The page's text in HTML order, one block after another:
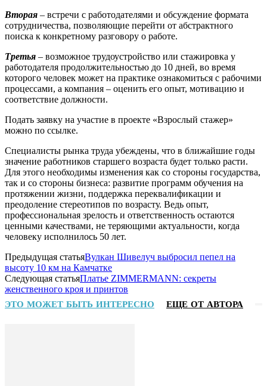
Вторая – встречи с работодателями и обсуждение формата
сотрудничества, позволяющие перейти от абстрактного
поиска к конкретному разговору о работе.
Третья – возможное трудоустройство или стажировка у
работодателя продолжительностью до 10 дней, во время
которого человек может на практике ознакомиться с рабочими
процессами, а компания – оценить его опыт, мотивацию и
соответствие должности.
Подать заявку на участие в проекте «Взрослый стажер»
можно по ссылке.
Специалисты рынка труда убеждены, что в ближайшие годы
значение работников старшего возраста будет только расти.
Для этого необходимы изменения как со стороны государства,
так и со стороны бизнеса: развитие программ обучения на
протяжении жизни, поддержка переквалификации и
преодоление стереотипов по возрасту. Ведь опыт,
профессиональная зрелость и ответственность остаются
ценными качествами, не теряющими актуальности, когда
человеку исполнилось 50 лет.
Предыдущая статьяВулкан Шивелуч выбросил пепел на
высоту 10 км на Камчатке
Следующая статьяПлатье ZIMMERMANN: секреты
женственного кроя и принтов
ЭТО МОЖЕТ БЫТЬ ИНТЕРЕСНО ЕЩЕ ОТ АВТОРА